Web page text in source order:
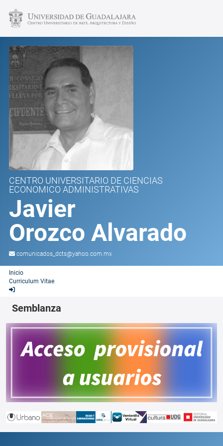
CENTRO UNIVERSITARIO DE CIENCIAS
ECONOMICO ADMINISTRATIVAS
Javier
Orozco Alvarado
comunicados_dcts@yahoo.com.mx
Inicio
Curriculum Vitae
Semblanza